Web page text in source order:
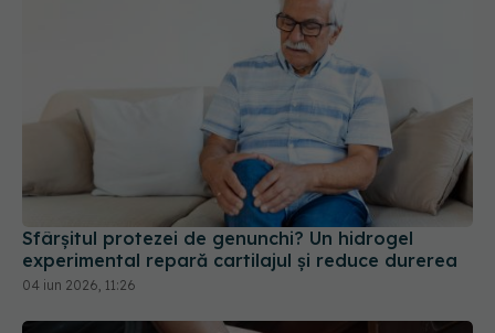
Sfârșitul protezei de genunchi? Un hidrogel
experimental repară cartilajul și reduce durerea
04 iun 2026, 11:26